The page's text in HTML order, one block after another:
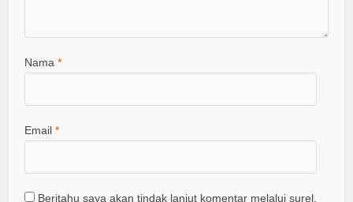
Nama*
Email*
Beritahu saya akan tindak lanjut komentar melalui surel.